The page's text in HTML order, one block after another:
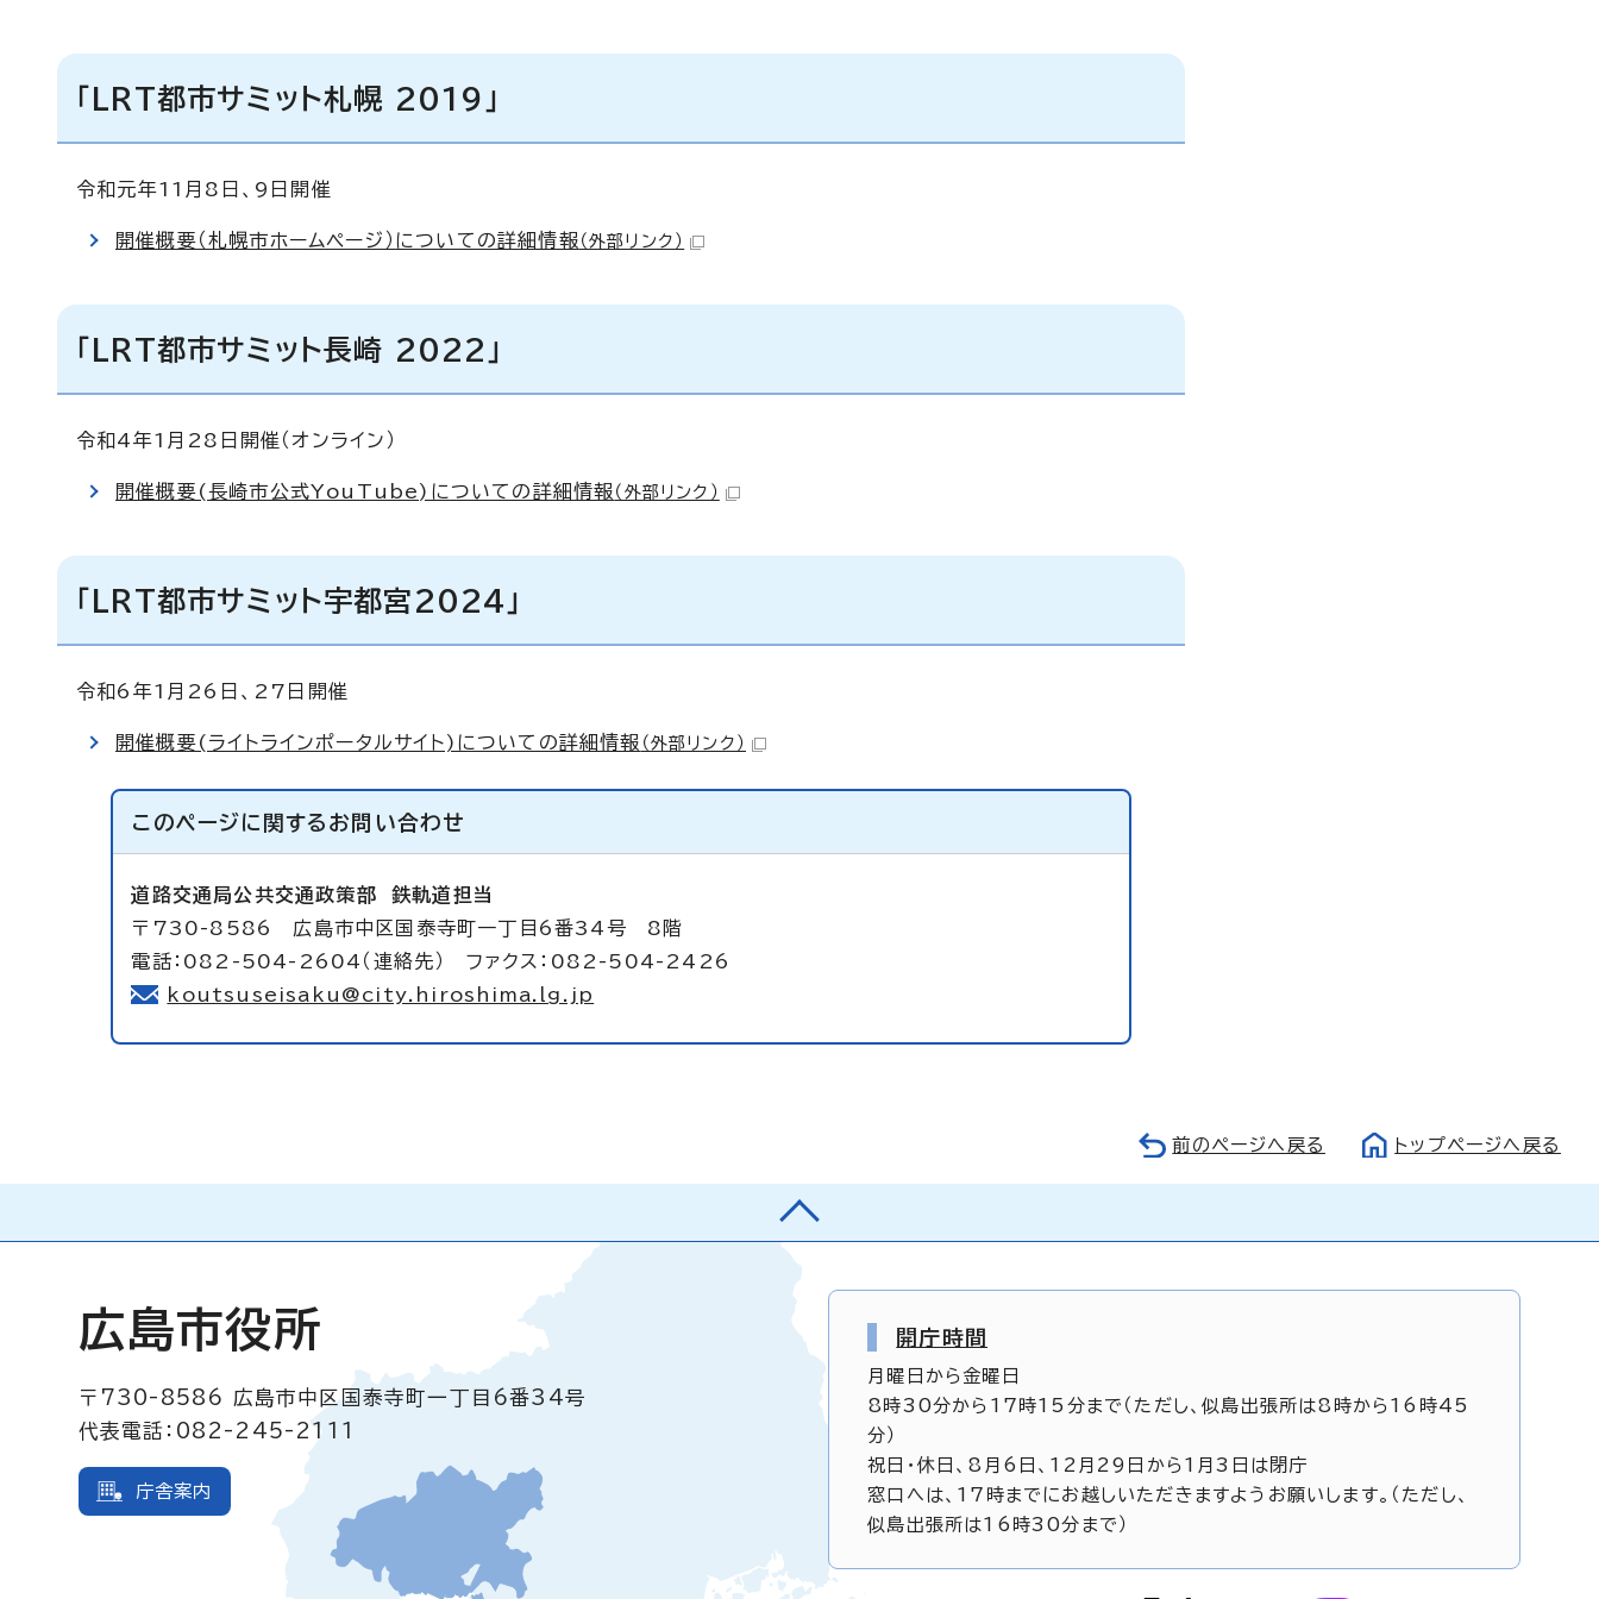
「LRT都市サミット札幌 2019」
令和元年11月8日、9日開催
開催概要（札幌市ホームページ）についての詳細情報 （外部リンク）
「LRT都市サミット長崎 2022」
令和4年1月28日開催（オンライン）
開催概要(長崎市公式YouTube)についての詳細情報 （外部リンク）
「LRT都市サミット宇都宮2024」
令和6年1月26日、27日開催
開催概要(ライトラインポータルサイト)についての詳細情報 （外部リンク）
このページに関する お問い合わせ
道路交通局公共交通政策部鉄軌道担当
〒730-8586 広島市中区国泰寺町一丁目6番34号 8階
電話：082-504-2604（連絡先） ファクス：082-504-2426
koutsuseisaku@city.hiroshima.lg.jp
前のページへ戻る トップページへ戻る
広島市役所
〒730-8586
広島市中区国泰寺町一丁目6番34号
代表電話：082-245-2111
庁舎案内
開庁時間
月曜日から金曜日
8時30分から17時15分まで（ただし、似島出張所は8時から16時45
分）
祝日・休日、8月6日、12月29日から1月3日は閉庁
窓口へは、17時までにお越しいただきますようお願いします。（ただし、
似島出張所は16時30分まで）